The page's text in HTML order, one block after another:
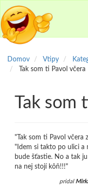
Domov Vtipy
Tak som ti Pavol včera
Tak som
"Tak som ti Pavol včera
"Idem si takto po ulici a
bude šťastie. No a tak
na nej stojí kôň!!!"
pridal